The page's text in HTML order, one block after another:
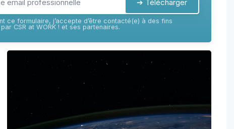
➔ Télécharger
ce formulaire, j’accepte d’être contacté(e) à des fins
CSR at WORK ! et ses partenaires.